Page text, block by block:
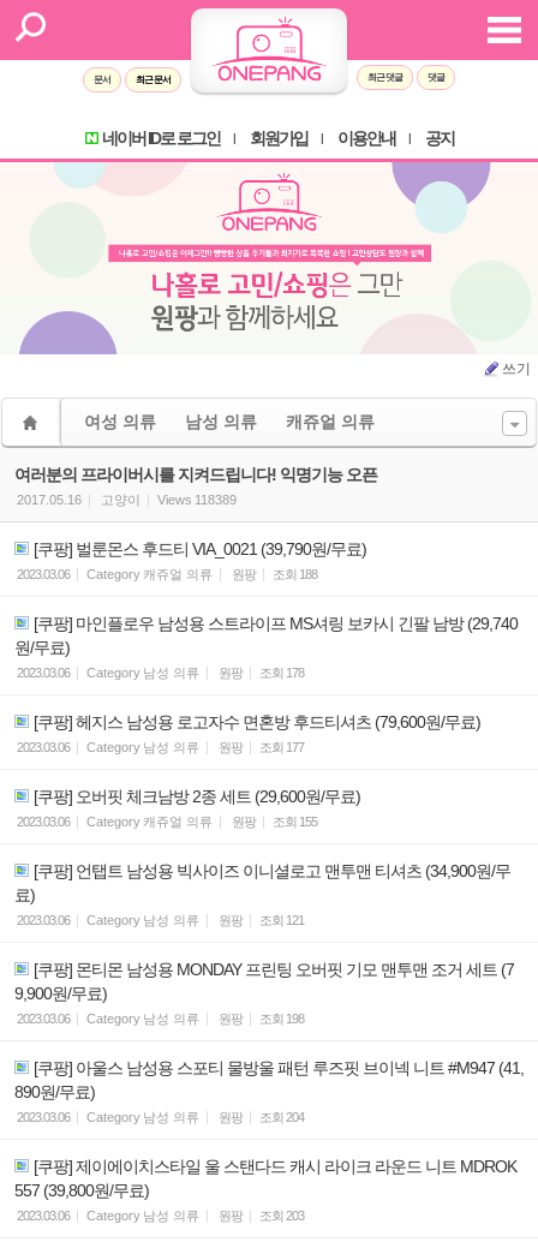
문서 최근 문서 최근 댓글 댓글
네이버 ID로 로그인 회원가입 이용안내 공지
쓰기
여성 의류 남성 의류 캐쥬얼 의류
여러분의 프라이버시를 지켜드립니다! 익명기능 오픈
2017.05.16 고양이 Views 118389
[쿠팡] 벌룬몬스 후드티 VIA_0021 (39,790원/무료)
2023.03.06 Category 캐쥬얼 의류 원팡 조회 188
[쿠팡] 마인플로우 남성용 스트라이프 MS셔링 보카시 긴팔 남방 (29,740
원/무료)
2023.03.06 Category 남성 의류 원팡 조회 178
[쿠팡] 헤지스 남성용 로고자수 면혼방 후드티셔츠 (79,600원/무료)
2023.03.06 Category 남성 의류 원팡 조회 177
[쿠팡] 오버핏 체크남방 2종 세트 (29,600원/무료)
2023.03.06 Category 캐쥬얼 의류 원팡 조회 155
[쿠팡] 언탭트 남성용 빅사이즈 이니셜로고 맨투맨 티셔츠 (34,900원/무
료)
2023.03.06 Category 남성 의류 원팡 조회 121
[쿠팡] 몬티몬 남성용 MONDAY 프린팅 오버핏 기모 맨투맨 조거 세트 (7
9,900원/무료)
2023.03.06 Category 남성 의류 원팡 조회 198
[쿠팡] 아울스 남성용 스포티 물방울 패턴 루즈핏 브이넥 니트 #M947 (41,
890원/무료)
2023.03.06 Category 남성 의류 원팡 조회 204
[쿠팡] 제이에이치스타일 울 스탠다드 캐시 라이크 라운드 니트 MDROK
557 (39,800원/무료)
2023.03.06 Category 남성 의류 원팡 조회 203